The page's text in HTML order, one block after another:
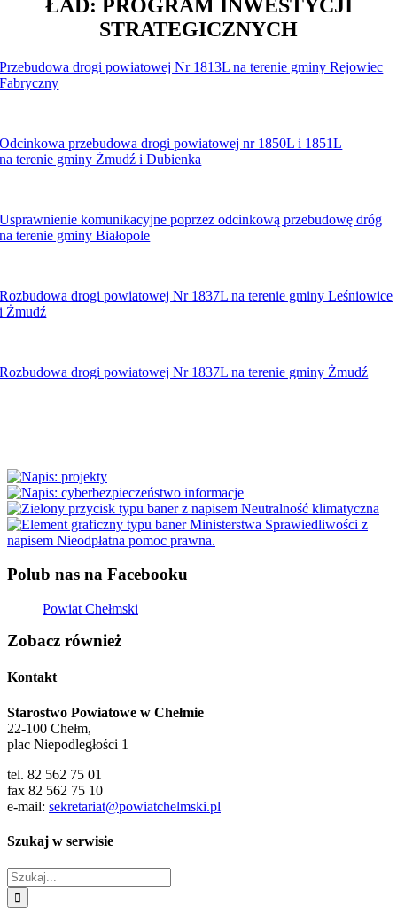
ŁAD: PROGRAM INWESTYCJI
STRATEGICZNYCH
Przebudowa drogi powiatowej Nr 1813L na terenie gminy Rejowiec
Fabryczny
Odcinkowa przebudowa drogi powiatowej nr 1850L i 1851L
na terenie gminy Żmudź i Dubienka
Usprawnienie komunikacyjne poprzez odcinkową przebudowę dróg
na terenie gminy Białopole
Rozbudowa drogi powiatowej Nr 1837L na terenie gminy Leśniowice
i Żmudź
Rozbudowa drogi powiatowej Nr 1837L na terenie gminy Żmudź
Polub nas na Facebooku
Powiat Chełmski
Zobacz również
Kontakt
Starostwo Powiatowe w Chełmie
22-100 Chełm,
plac Niepodległości 1
tel. 82 562 75 01
fax 82 562 75 10
e-mail: sekretariat@powiatchelmski.pl
Szukaj w serwisie
Szukaj